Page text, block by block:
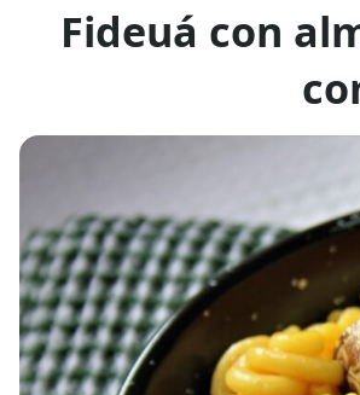
Fideuá con